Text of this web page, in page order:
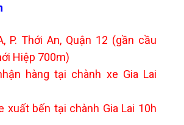
P. Thới An, Quận 12 (gần cầu
Hiệp 700m)
hàng tại chành xe Gia Lai
xuất bến tại chành Gia Lai 10h